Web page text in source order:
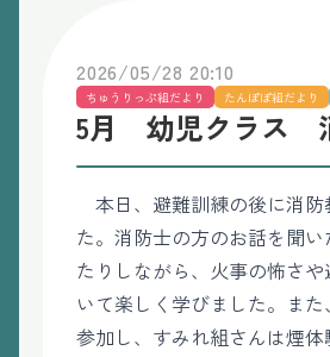
2026/05/28 20:10
ちゅうりっぷ組だより たんぽぽ組だより
5月 幼児クラス
本日、避難訓練の後に消防
た。消防士の方のお話を聞
たりしながら、火事の怖さ
いて楽しく学びました。ま
参加し、すみれ組さんは煙体